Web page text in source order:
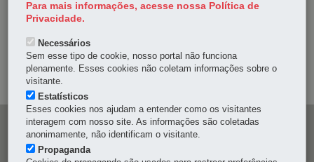
DENUNCIE CORRUPÇÃO
OUVIDORIA
Navegação
principal
Para mais informações, acesse nossa Política de
Privacidade.
Necessários
Sem esse tipo de cookie, nosso portal não funciona
plenamente. Esses cookies não coletam informações sobre o
visitante.
Estatísticos
Esses cookies nos ajudam a entender como os visitantes
interagem com nosso site. As informações são coletadas
anonimamente, não identificam o visitante.
Propaganda